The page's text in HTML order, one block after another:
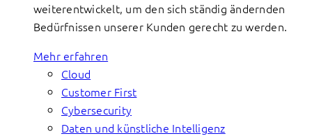
weiterentwickelt, um den sich ständig ändernden
Bedürfnissen unserer Kunden gerecht zu werden.
Mehr erfahren
Cloud
Customer First
Cybersecurity
Daten und künstliche Intelligenz